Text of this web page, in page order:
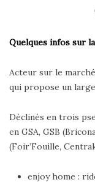
Quelques infos sur
Acteur sur le
qui propose un
Déclinés en trois
en GSA, GSB
(Foir’Fouille,
enjoy home :